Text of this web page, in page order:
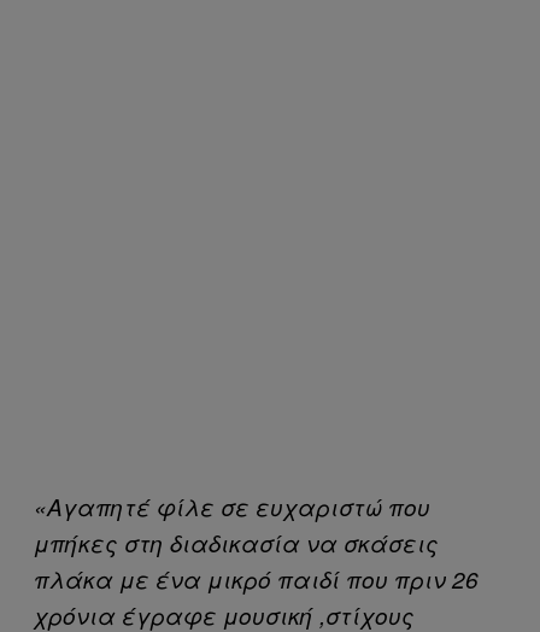
«Αγαπητέ φίλε σε ευχαριστώ που
μπήκες στη διαδικασία να σκάσεις
πλάκα με ένα μικρό παιδί που πριν 26
χρόνια έγραφε μουσική ,στίχους